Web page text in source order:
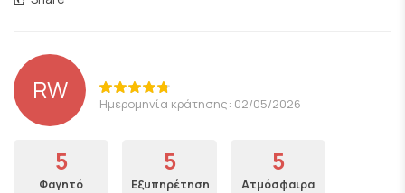
RW Ημερομηνία κράτησης: 02/05/2026
5
Φαγητό
5
Εξυπηρέτηση
5
Ατμόσφαιρα